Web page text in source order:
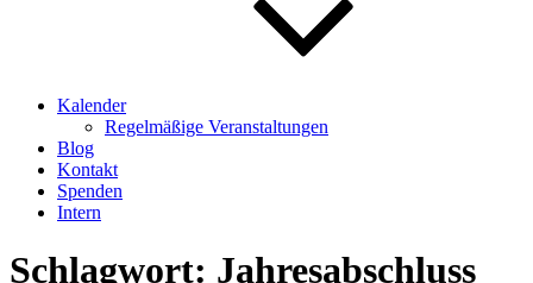
Kalender
Regelmäßige Veranstaltungen
Blog
Kontakt
Spenden
Intern
Schlagwort: Jahresabschluss